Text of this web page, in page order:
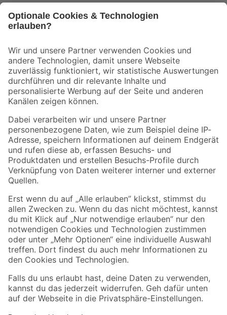
Der toom Newsletter: Keine Angebote und Aktionen mehr verpassen!
Zur Newsletter Anmeldung
Folge uns
Zahlungsarten Versandarten
Sicher einkaufen
Jetzt die toom-App herunterladen
Alle Preisangaben in EUR inkl. gesetzl. MwSt.. Die dargestellten Angebote sind unter
Umständen nicht in allen Märkten verfügbar. Die angegebenen Verfügbarkeiten beziehen